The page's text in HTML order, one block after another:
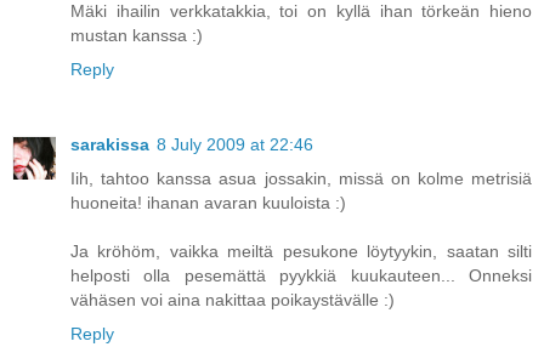
Mäki ihailin verkkatakkia, toi on kyllä ihan törkeän hieno
mustan kanssa :)
Reply
sarakissa 8 July 2009 at 22:46
Iih, tahtoo kanssa asua jossakin, missä on kolme metrisiä
huoneita! ihanan avaran kuuloista :)
Ja kröhöm, vaikka meiltä pesukone löytyykin, saatan silti
helposti olla pesemättä pyykkiä kuukauteen... Onneksi
vähäsen voi aina nakittaa poikaystävälle :)
Reply